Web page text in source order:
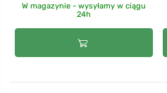
W magazynie - wysyłamy w ciągu
24h